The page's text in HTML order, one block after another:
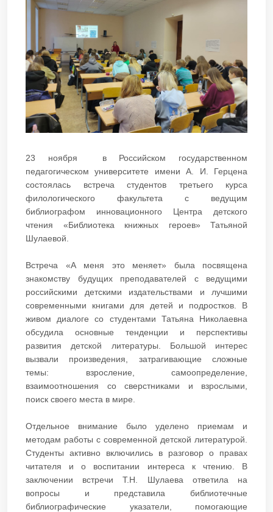
23 ноября в Российском государственном
педагогическом университете имени А. И. Герцена
состоялась встреча студентов третьего курса
филологического факультета с ведущим
библиографом инновационного Центра детского
чтения «Библиотека книжных героев» Татьяной
Шулаевой.
Встреча «А меня это меняет» была посвящена
знакомству будущих преподавателей с ведущими
российскими детскими издательствами и лучшими
современными книгами для детей и подростков. В
живом диалоге со студентами Татьяна Николаевна
обсудила основные тенденции и перспективы
развития детской литературы. Большой интерес
вызвали произведения, затрагивающие сложные
темы: взросление, самоопределение,
взаимоотношения со сверстниками и взрослыми,
поиск своего места в мире.
Отдельное внимание было уделено приемам и
методам работы с современной детской литературой.
Студенты активно включились в разговор о правах
читателя и о воспитании интереса к чтению. В
заключении встречи Т.Н. Шулаева ответила на
вопросы и представила библиотечные
библиографические указатели, помогающие